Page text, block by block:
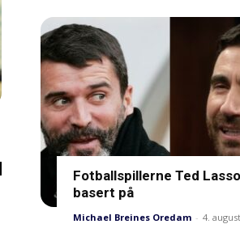
Fotballspillerne Ted
basert på
Michael Breines Oredam - 4.